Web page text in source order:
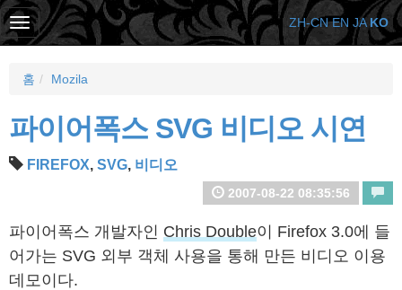
홈 Mozila
파이어폭스 SVG 비디오 시연
FIREFOX, SVG, 비디오
2007-08-22 08:35:56
파이어폭스 개발자인 Chris Double이 Firefox 3.0에 들
어가는 SVG 외부 객체 사용을 통해 만든 비디오 이용
데모이다.
ZH-CN EN JA KO